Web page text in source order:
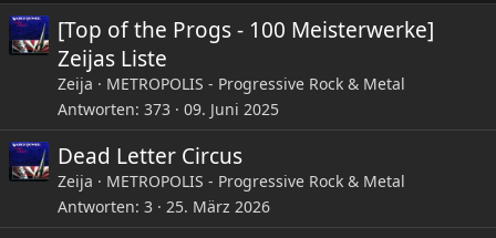
:
[Top of the Progs - 100 Meisterwerke]
Zeijas Liste
Zeija
METROPOLIS - Progressive Rock & Metal
Antworten 373 09. Juni 2025
Dead Letter Circus
Zeija
METROPOLIS - Progressive Rock & Metal
Antworten 3 25. März 2026